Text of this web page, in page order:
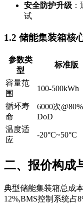
安全防护升级
试
1.2 储能集装箱核
参数类
型
标准版
容量范
围
100-500kWh
循环寿
命
6000次@80%
DoD
温度适
应
-20°C~50°C
二、报价构成
典型储能集装箱总成
12%,BMS控制系统占